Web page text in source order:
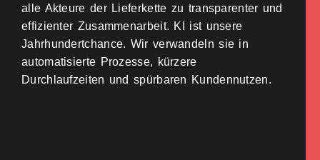
alle Akteure der Lieferkette zu transparenter und
effizienter Zusammenarbeit. KI ist unsere
Jahrhundertchance. Wir verwandeln sie in
automatisierte Prozesse, kürzere
Durchlaufzeiten und spürbaren Kundennutzen.